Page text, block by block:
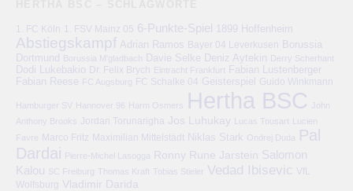
1. FC Köln 1. FSV Mainz 05 6-Punkte-Spiel 1899 Hoffenheim
Abstiegskampf Adrian Ramos Bayer 04 Leverkusen
Borussia
Dortmund
Borussia M'gladbach Davie Selke Deniz Aytekin Derry Scherhant
Dodi Lukebakio Dr. Felix Brych Eintracht Frankfurt Fabian Lustenberger
Fabian Reese FC Augsburg FC Schalke 04 Geisterspiel Guido Winkmann
Hamburger SV Hannover 96 Harm Osmers Hertha BSC
John
Anthony Brooks
Jordan Torunarigha Jos Luhukay Lucas Tousart Lucien
Favre
Marco Fritz Maximilian Mittelstädt Niklas Stark Ondrej Duda Pal
Dardai Pierre-Michel Lasogga Ronny Rune Jarstein Salomon
Kalou SC Freiburg Thomas Kraft Tobias Stieler Vedad Ibisevic
VfL
Wolfsburg
Vladimir Darida